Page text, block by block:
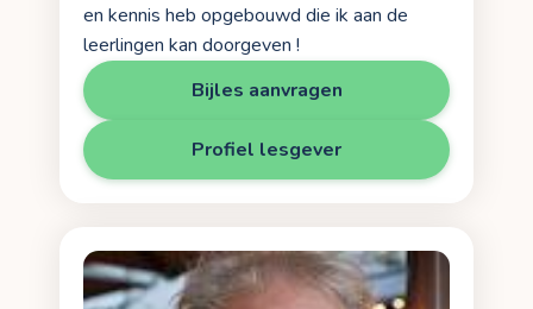
en kennis heb opgebouwd die ik aan de
leerlingen kan doorgeven !
Bijles aanvragen
Profiel lesgever